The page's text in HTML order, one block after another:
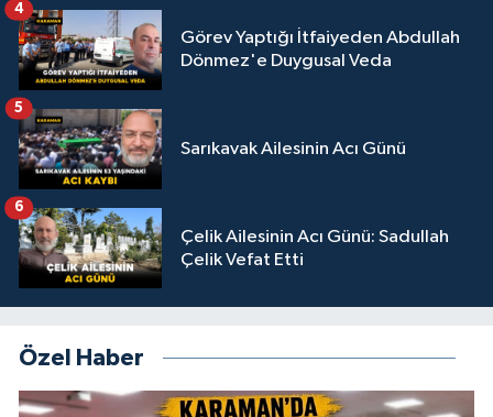
Görev Yaptığı İtfaiyeden Abdullah
Dönmez'e Duygusal Veda
4
Sarıkavak Ailesinin Acı Günü
5
Çelik Ailesinin Acı Günü: Sadullah
Çelik Vefat Etti
6
Özel Haber